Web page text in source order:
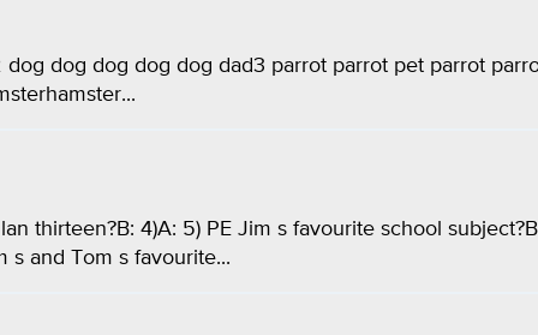
dog dog dog dog dog dad3 parrot parrot pet parrot
thirteen?B: 4)A: 5) PE Jim s favourite school
s and Tom s favourite...